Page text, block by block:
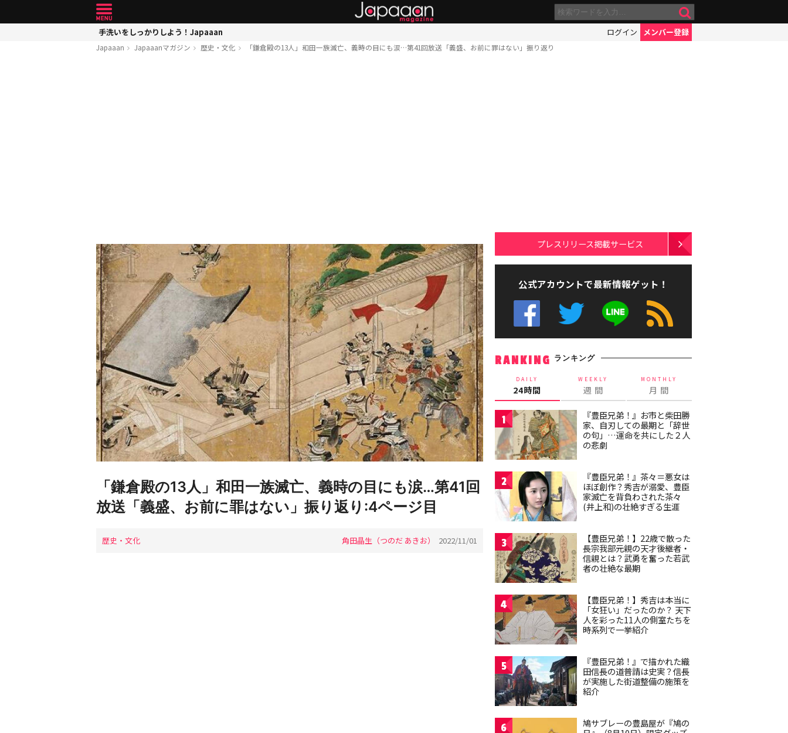
手洗いをしっかりしよう！Japaaan ログイン メンバー登録
Japaaan Japaaanマガジン 歴史・文化 「鎌倉殿の13人」和田一族滅亡、義時の目にも涙…第41回放送「義盛、お前に罪はない」振り返り
「鎌倉殿の13人」和田一族滅亡、義時の目にも涙…第41回
放送「義盛、お前に罪はない」振り返り:4ページ目
歴史・文化 角田晶生（つのだ あきお） 2022/11/01
プレスリリース掲載サービス
公式アカウントで最新情報ゲット！
RANKING ランキング
DAILY
24時間
WEEKLY
週 間
MONTHLY
月 間
1
『豊臣兄弟！』お市と柴田勝
家、自刃しての最期と「辞世
の句」…運命を共にした２人
の悲劇
2
『豊臣兄弟！』茶々＝悪女は
ほぼ創作？秀吉が溺愛、豊臣
家滅亡を背負わされた茶々
(井上和)の壮絶すぎる生涯
3
【豊臣兄弟！】22歳で散った
長宗我部元親の天才後継者・
信親とは？武勇を奮った若武
者の壮絶な最期
4
【豊臣兄弟！】秀吉は本当に
「女狂い」だったのか？ 天下
人を彩った11人の側室たちを
時系列で一挙紹介
5
『豊臣兄弟！』で描かれた織
田信長の道普請は史実？信長
が実施した街道整備の施策を
紹介
6
鳩サブレーの豊島屋が『鳩の